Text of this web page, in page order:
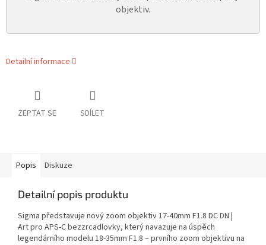
objektiv.
Detailní informace
ZEPTAT SE SDÍLET
Popis Diskuze
Detailní popis produktu
Sigma představuje nový zoom objektiv 17-40mm F1.8 DC DN |
Art pro APS-C bezzrcadlovky, který navazuje na úspěch
legendárního modelu 18-35mm F1.8 – prvního zoom objektivu na